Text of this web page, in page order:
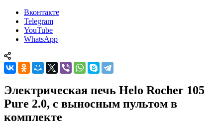
Вконтакте
Telegram
YouTube
WhatsApp
Электрическая печь Helo Rocher 105
Pure 2.0, с выносным пультом в
комплекте